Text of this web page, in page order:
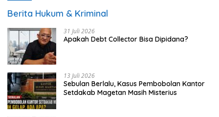
Berita Hukum & Kriminal
31 Juli 2026
Apakah Debt Collector Bisa Dipidana?
13 Juli 2026
Sebulan Berlalu, Kasus Pembobolan Kantor
Setdakab Magetan Masih Misterius